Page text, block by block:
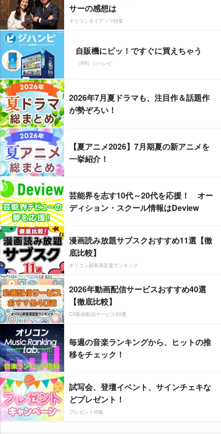
サーの感想は
オリコンタイアップ特集
自販機にピッ！ですぐに買えちゃう
（PR）ジハンピ
2026年7月夏ドラマも、注目作＆話題作
が勢ぞろい！
【夏アニメ2026】7月期夏の新アニメを
一挙紹介！
芸能界を志す10代～20代を応援！ オー
ディション・スクール情報はDeview
漫画読み放題サブスクおすすめ11選【徹
底比較】
オリコン顧客満足度ランキング
2026年動画配信サービスおすすめ40選
【徹底比較】
CS動画配信サービス20選
毎週の音楽ランキングから、ヒットの推
移をチェック！
試写会、登壇イベント、サインチェキな
どプレゼント！
プレゼント特集